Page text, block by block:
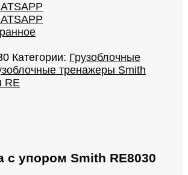
Категории: Грузоблочные
тренажеры Smith
RE
с упором Smith RE8030